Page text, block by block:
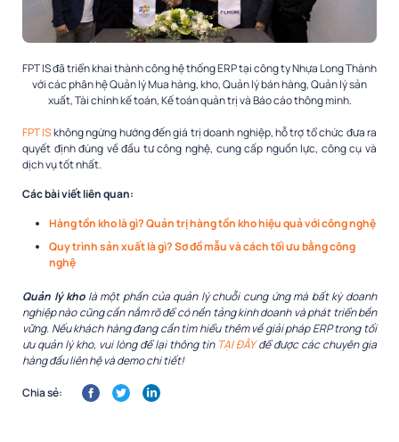
FPT IS đã triển khai thành công hệ thống ERP tại công ty Nhựa Long Thành
với các phân hệ Quản lý Mua hàng, kho, Quản lý bán hàng, Quản lý sản
xuất, Tài chính kế toán, Kế toán quản trị và Báo cáo thông minh.
FPT ISkhông ngừng hướng đến giá trị doanh nghiệp, hỗ trợ tổ chức đưa ra
quyết định đúng về đầu tư công nghệ, cung cấp nguồn lực, công cụ và
dịch vụ tốt nhất.
Các bài viết liên quan:
Hàng tồn kho là gì? Quản trị hàng tồn kho hiệu quả với công nghệ
Quy trình sản xuất là gì? Sơ đồ mẫu và cách tối ưu bằng công
nghệ
Quản lý kholà một phần của quản lý chuỗi cung ứng mà bất kỳ doanh
nghiệp nào cũng cần nắm rõ để có nền tảng kinh doanh và phát triển bền
vững. Nếu khách hàng đang cần tìm hiểu thêm về giải pháp ERP trong tối
ưu quản lý kho, vui lòng để lại thông tin TẠI ĐÂYđể được các chuyên gia
hàng đầu liên hệ và demo chi tiết!
Chia sẻ: